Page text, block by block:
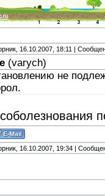
16.10.2007, 18:11 |
(varych)
не
16.10.2007, 19:34 |